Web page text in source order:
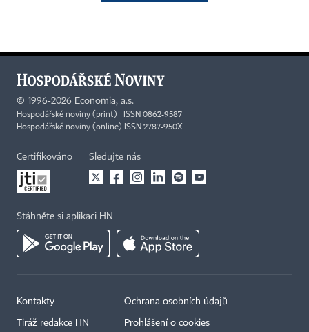
© 1996-2026 Economia, a.s.
Hospodářské noviny (print) ISSN 0862-9587
Hospodářské noviny (online) ISSN 2787-950X
Certifikováno Sledujte nás
Stáhněte si aplikaci HN
Kontakty
Tiráž redakce HN
Ochrana osobních údajů
Prohlášení o cookies